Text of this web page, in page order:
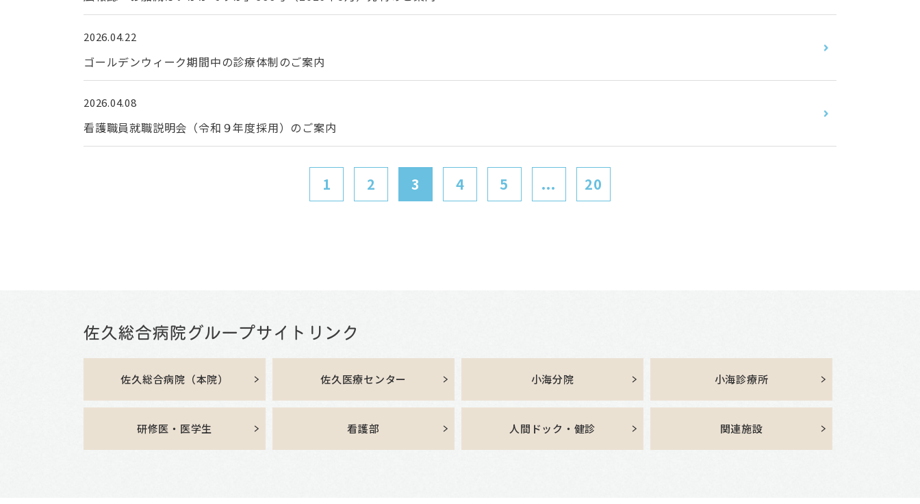
2026.04.22
ゴールデンウィーク期間中の診療体制のご案内
2026.04.08
看護職員就職説明会（令和９年度採用）のご案内
1 2 3 4 5 ... 20
佐久総合病院（本院） 佐久医療センター 小海分院 小海診療所
研修医・医学生 看護部 人間ドック・健診 関連施設